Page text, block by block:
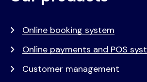
Online booking system
Online payments and POS
Customer management